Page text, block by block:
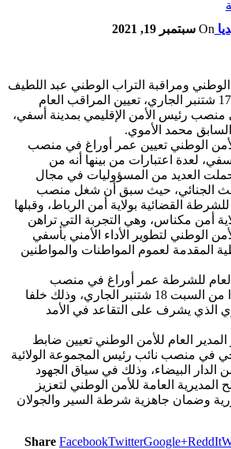
On سبتمبر 19, 2021
الوطني ومراقبة التراب الوطني عبد اللطيف
حموشي، زوال الجمعة 17 شتنبر الجاري، تعيين المراقب العام
رئيس الأمن الإقليمي بمدينة أسفي،
محمد الأموي.
الوطني تعيين عمر أوراغ في منصب
لعدة اعتبارات من بينها أنه من
تحملت العديد من المسؤوليات في مجال
الجنائي، حيث سبق أن شغل منصب
القضائية بولاية أمن الرباط، وقبلها
أمن مكناس، وهي التجربة التي تراهن
الوطني لتطوير الأداء الأمني بأسفي
المقدمة لعموم المواطنات والمواطنين
للشرطة عمر أوراغ في منصب
المسؤولية الجديد ابتداءا من السبت 18 شتنبر الجاري، وذلك خلفا
الذي يشرف على التقاعد في الأمد
المدير العام للأمن الوطني تعيين ضابط
في منصب نائب رئيس المجموعة الولائية
الدار البيضاء، وذلك في سياق الجهود
المديرية العامة للأمن الوطني لتعزيز
وضمان جاهزية شرطة السير والجولان
Share FacebookTwitterGoogle+ReddIt